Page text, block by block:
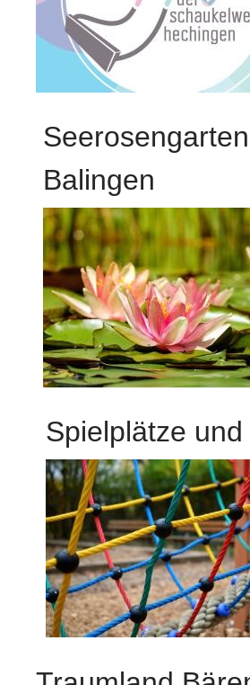
Seerosengarten
Balingen
Spielplätze